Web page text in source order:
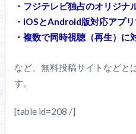
・フジテレビ独占のオリジナ
・iOSとAndroid版対応アプ
・複数で同時視聴（再生）に
など、無料投稿サイトなどと
す。
[table id=208 /]